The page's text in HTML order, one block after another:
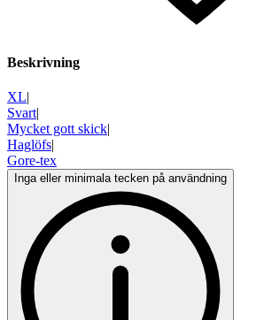
Beskrivning
XL|
Svart|
Mycket gott skick|
Haglöfs|
Gore-tex
Inga eller minimala tecken på användning